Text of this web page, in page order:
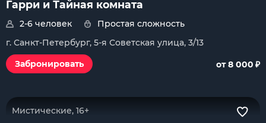
Гарри и Тайная комната
2-6 человек
Простая сложность
г. Санкт-Петербург, 5-я Советская улица, 3/13
Забронировать
от 8 000 ₽
Мистические, 16+